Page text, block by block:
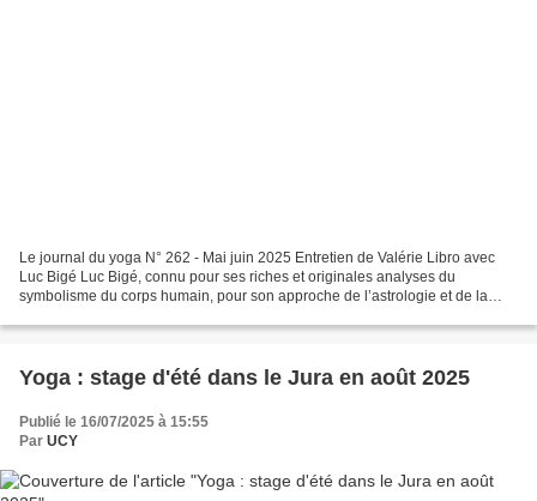
Le journal du yoga N° 262 - Mai juin 2025 Entretien de Valérie Libro avec
Luc Bigé Luc Bigé, connu pour ses riches et originales analyses du
symbolisme du corps humain, pour son approche de l’astrologie et de la
Yoga : stage d'été dans le Jura en août 2025
Publié le 16/07/2025 à 15:55
Par UCY